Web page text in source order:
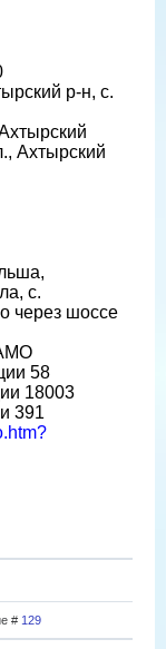
р-н, с.
Ахтырский
с.
через шоссе
58
18003
391
# 129